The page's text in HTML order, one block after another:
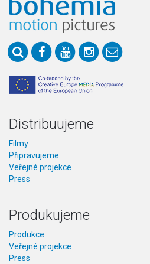
Distribuujeme
Filmy
Připravujeme
Veřejné projekce
Press
Produkujeme
Produkce
Veřejné projekce
Press